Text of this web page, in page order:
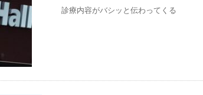
診療内容がバシッと伝わってくる